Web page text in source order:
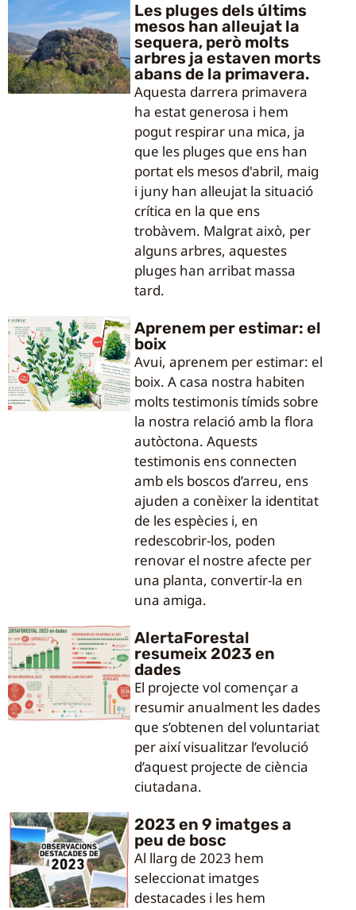
Les pluges dels últims
mesos han alleujat la
sequera, però molts
arbres ja estaven morts
abans de la primavera.
Aquesta darrera primavera
ha estat generosa i hem
pogut respirar una mica, ja
que les pluges que ens han
portat els mesos d'abril, maig
i juny han alleujat la situació
crítica en la que ens
trobàvem. Malgrat això, per
alguns arbres, aquestes
pluges han arribat massa
tard.
Aprenem per estimar: el
boix
Avui, aprenem per estimar: el
boix. A casa nostra habiten
molts testimonis tímids sobre
la nostra relació amb la flora
autòctona. Aquests
testimonis ens connecten
amb els boscos d’arreu, ens
ajuden a conèixer la identitat
de les espècies i, en
redescobrir-los, poden
renovar el nostre afecte per
una planta, convertir-la en
una amiga.
AlertaForestal
resumeix 2023 en
dades
El projecte vol començar a
resumir anualment les dades
que s’obtenen del voluntariat
per així visualitzar l’evolució
d’aquest projecte de ciència
ciutadana.
2023 en 9 imatges a
peu de bosc
Al llarg de 2023 hem
seleccionat imatges
destacades i les hem